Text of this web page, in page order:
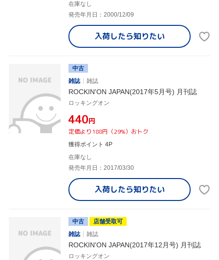
在庫なし
発売年月日：2000/12/09
入荷したら知りたい
中古
雑誌
雑誌
ROCKIN'ON JAPAN(2017年5月号) 月刊誌
ロッキングオン
¥440円
定価より188円（29%）おトク
獲得ポイント 4P
在庫なし
発売年月日：2017/03/30
入荷したら知りたい
中古
店舗受取可
雑誌
雑誌
ROCKIN'ON JAPAN(2017年12月号) 月刊誌
ロッキングオン